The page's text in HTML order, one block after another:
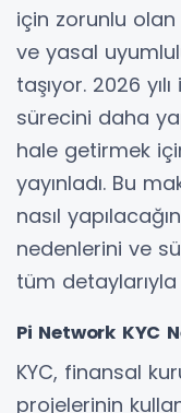
için zorunlu
ve yasal
taşıyor. 2026
sürecini daha
hale getirmek
yayınladı. Bu
nasıl
nedenlerini ve
tüm
Pi Network KYC
KYC, finansal
projelerinin